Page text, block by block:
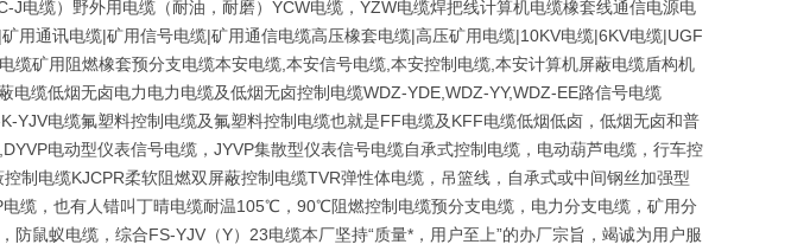
J电缆）野外用电缆（耐油，耐磨）YCW电缆，YZW电缆焊把线计算机电缆橡套线通信电源电
用通讯电缆|矿用信号电缆|矿用通信电缆高压橡套电缆|高压矿用电缆|10KV电缆|6KV电缆|UGF
缆矿用阻燃橡套预分支电缆本安电缆,本安信号电缆,本安控制电缆,本安计算机屏蔽电缆盾构机
电缆低烟无卤电力电力电缆及低烟无卤控制电缆WDZ-YDE,WDZ-YY,WDZ-EE路信号电缆
YJV电缆氟塑料控制电缆及氟塑料控制电缆也就是FF电缆及KFF电缆低烟低卤，低烟无卤和普
电动型仪表信号电缆，JYVP集散型仪表信号电缆自承式控制电缆，电动葫芦电缆，行车控
制电缆KJCPR柔软阻燃双屏蔽控制电缆TVR弹性体电缆，吊篮线，自承式或中间钢丝加强型
缆，也有人错叫丁晴电缆耐温105℃，90℃阻燃控制电缆预分支电缆，电力分支电缆，矿用分
防鼠蚁电缆，综合FS-YJV（Y）23电缆本厂坚持“质量*，用户至上”的办厂宗旨，竭诚为用户服